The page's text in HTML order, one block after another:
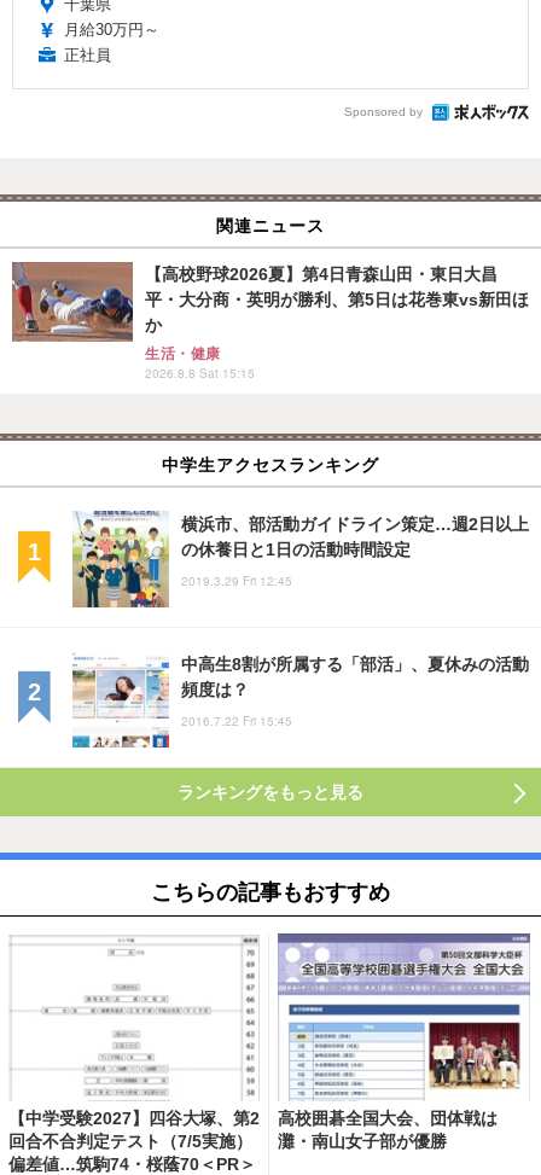
千葉県
月給30万円～
正社員
Sponsored by
関連ニュース
【高校野球2026夏】第4日青森山田・東日大昌
平・大分商・英明が勝利、第5日は花巻東vs新田ほ
か
生活・健康
2026.8.8 Sat 15:15
中学生アクセスランキング
横浜市、部活動ガイドライン策定…週2日以上
の休養日と1日の活動時間設定
2019.3.29 Fri 12:45
中高生8割が所属する「部活」、夏休みの活動
頻度は？
2016.7.22 Fri 15:45
ランキングをもっと見る
こちらの記事もおすすめ
【中学受験2027】四谷大塚、第2
回合不合判定テスト（7/5実施）
偏差値…筑駒74・桜蔭70＜PR＞
高校囲碁全国大会、団体戦は
灘・南山女子部が優勝